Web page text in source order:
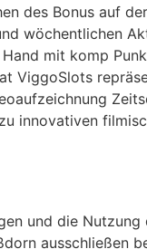
des Bonus auf
wöchentlichen
mit komp
ViggoSlots
innovativen
und die Nutzung
ausschließen